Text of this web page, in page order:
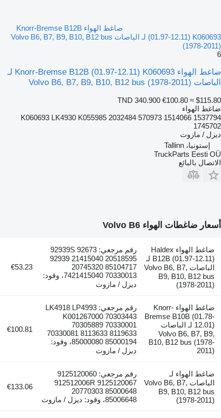
ضاغط الهواء Knorr-Bremse B12B
(01.97-12.11) K060693 لـ الباصات Volvo B6, B7, B9, B10, B12 bus
(1978-2011)
6
ضاغط الهواء Knorr-Bremse B12B (01.97-12.11) K060693 لـ
الباصات Volvo B6, B7, B9, B10, B12 bus (1978-2011)
TND 340.900 €100.80 ≈ $115.80
ضاغط الهواء
K060693 LK4930 K055985 2032484 570973 1514066 1537794
1745702
ديزل / مازوت
إستونيا، Tallinn
TruckParts Eesti OÜ
الاتصال بالبائع
أسعار ضاغطات الهواء Volvo B6
ضاغط الهواء Haldex
B12B (01.97-12.11) لـ
الباصات Volvo B6, B7,
B9, B10, B12 bus
(1978-2011)
رقم مرجعي: 92939S 92673
92939 21415040 20518595
20745320 85104717
7421415040 70330013، وقود:
ديزل / مازوت
€53.23
ضاغط الهواء Knorr-
Bremse B10B (01.78-
12.01) لـ الباصات
Volvo B6, B7, B9,
B10, B12 bus (1978-
2011)
رقم مرجعي: LK4918 LP4993
K001267000 70303443
70305889 70330001
70330081 8113633 8119633
85000080 85000194، وقود:
ديزل / مازوت
€100.81
ضاغط الهواء لـ
الباصات Volvo B6, B7,
B9, B10, B12 bus
(1978-2011)
رقم مرجعي: 9125120060
912512006R 9125120067
20770303 85000648
85006648، وقود: ديزل / مازوت
€133.06